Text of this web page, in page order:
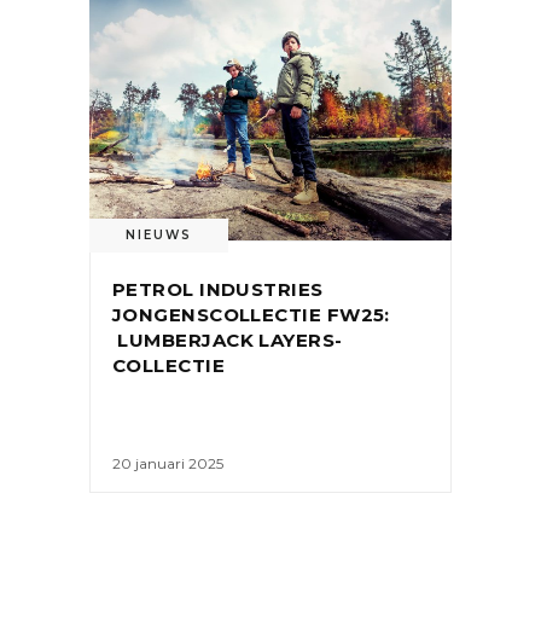
NIEUWS
PETROL INDUSTRIES
JONGENSCOLLECTIE FW25:
LUMBERJACK LAYERS-
COLLECTIE
20 januari 2025